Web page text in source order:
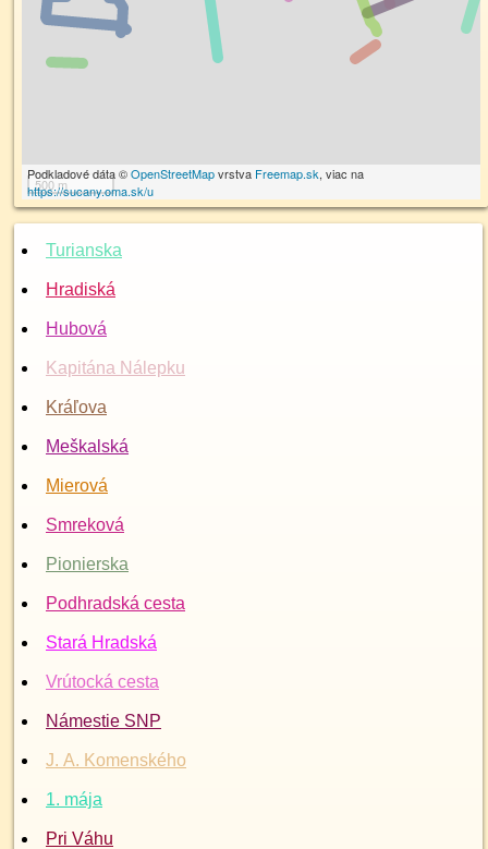
500 m
Podkladové dáta ©OpenStreetMapvrstva Freemap.sk, viac na
https://sucany.oma.sk/u
Turianska
Hradiská
Hubová
Kapitána Nálepku
Kráľova
Meškalská
Mierová
Smreková
Pionierska
Podhradská cesta
Stará Hradská
Vrútocká cesta
Námestie SNP
J. A. Komenského
1. mája
Pri Váhu